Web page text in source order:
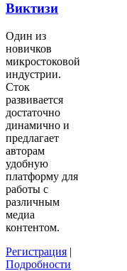
Виктизи
Один из
новичков
микростоковой
индустрии.
Сток
развивается
достаточно
динамично и
предлагает
авторам
удобную
платформу для
работы с
различным
медиа
контентом.
Регистрация |
Подробности